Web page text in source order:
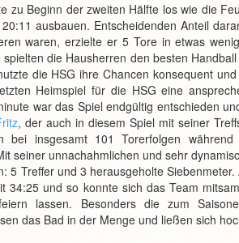
zu Beginn der zweiten Hälfte los wie die
ausbauen. Entscheidenden Anteil
waren, erzielte er 5 Tore in etwas
die Hausherren den besten
die HSG ihre Chancen konsequent
Heimspiel für die HSG eine
war das Spiel endgültig entschieden
, der auch in diesem Spiel mit seiner
insgesamt 101 Torerfolgen während
seiner unnachahmlichen und sehr
Treffer und 3 herausgeholte
34:25 und so konnte sich das Team
lassen. Besonders die zum
das Bad in der Menge und ließen sich